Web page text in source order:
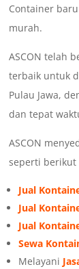
Container
murah.
ASCON telah
terbaik untuk
Pulau Jawa,
dan tepat
ASCON
seperti berikut
Jual
Jual
Jual
Sewa
Melayani